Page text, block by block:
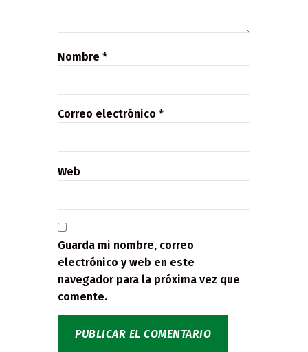
Nombre *
Correo electrónico *
Web
Guarda mi nombre, correo
electrónico y web en este
navegador para la próxima vez que
comente.